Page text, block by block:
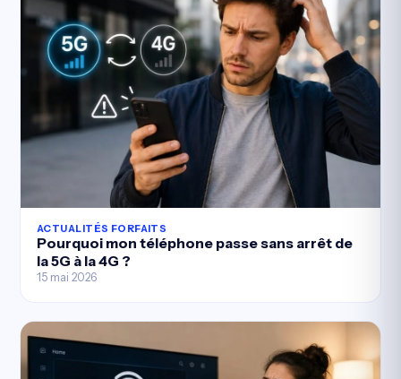
ACTUALITÉS FORFAITS
Pourquoi mon téléphone passe sans arrêt de
la 5G à la 4G ?
15 mai 2026